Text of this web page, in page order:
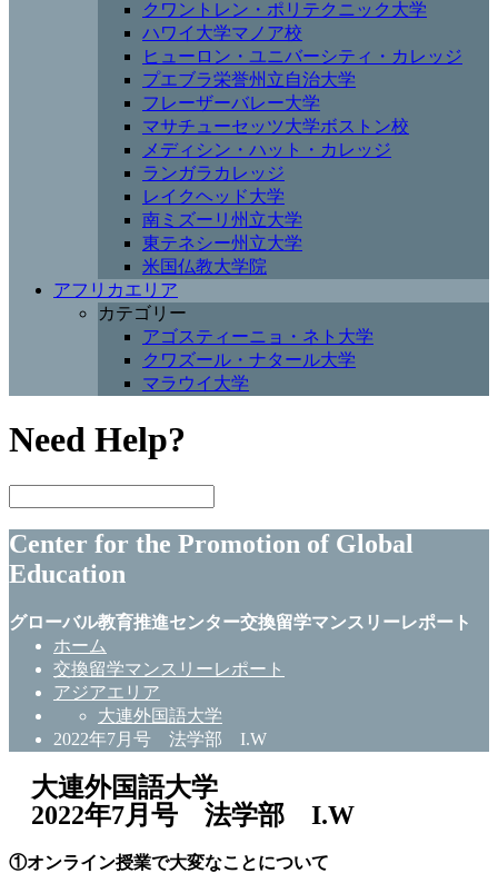
クワントレン・ポリテクニック大学
ハワイ大学マノア校
ヒューロン・ユニバーシティ・カレッジ
プエブラ栄誉州立自治大学
フレーザーバレー大学
マサチューセッツ大学ボストン校
メディシン・ハット・カレッジ
ランガラカレッジ
レイクヘッド大学
南ミズーリ州立大学
東テネシー州立大学
米国仏教大学院
アフリカエリア
カテゴリー
アゴスティーニョ・ネト大学
クワズール・ナタール大学
マラウイ大学
Need Help?
Center for the Promotion of Global
Education
グローバル教育推進センター交換留学マンスリーレポート
ホーム
交換留学マンスリーレポート
アジアエリア
大連外国語大学
2022年7月号 法学部 I.W
大連外国語大学
2022年7月号 法学部 I.W
①オンライン授業で大変なことについて